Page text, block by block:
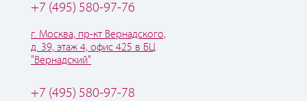
+7 (495) 580-97-76
г. Москва, пр-кт Вернадского,
д. 39, этаж 4, офис 425 в БЦ
"Вернадский"
+7 (495) 580-97-78